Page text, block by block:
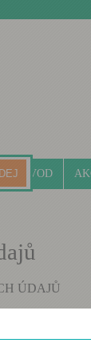
ÚVOD
ÚDAJŮ
čl. 4 bod 7